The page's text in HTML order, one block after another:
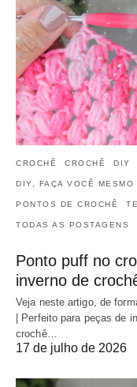
CROCHÊ CROCHÊ DIY
DIY, FAÇA VOCÊ
PONTOS DE CROCHÊ
TODAS AS POSTAGENS
Ponto puff no
inverno de
Veja neste artigo, de
| Perfeito para peças de
crochê…
17 de julho de 2026